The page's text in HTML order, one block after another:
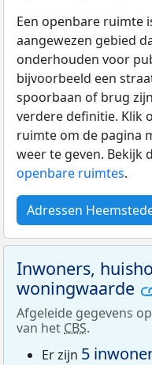
Een openbare ruimte
aangewezen gebied
onderhouden voor
bijvoorbeeld een
spoorbaan of brug
verdere definitie. Klik
ruimte om de pagina
weer te geven. Bekijk
openbare ruimtes.
Adressen
Inwoners,
woningwaarde
Afgeleide gegevens
van het CBS.
Er zijn 5